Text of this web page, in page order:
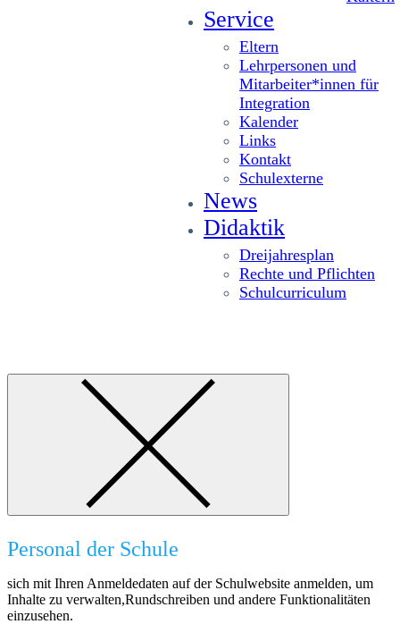
Service
Eltern
Lehrpersonen und
Mitarbeiter*innen für
Integration
Kalender
Links
Kontakt
Schulexterne
News
Didaktik
Dreijahresplan
Rechte und Pflichten
Schulcurriculum
Personal der Schule
sich mit Ihren Anmeldedaten auf der Schulwebsite anmelden, um
Inhalte zu verwalten,Rundschreiben und andere Funktionalitäten
einzusehen.